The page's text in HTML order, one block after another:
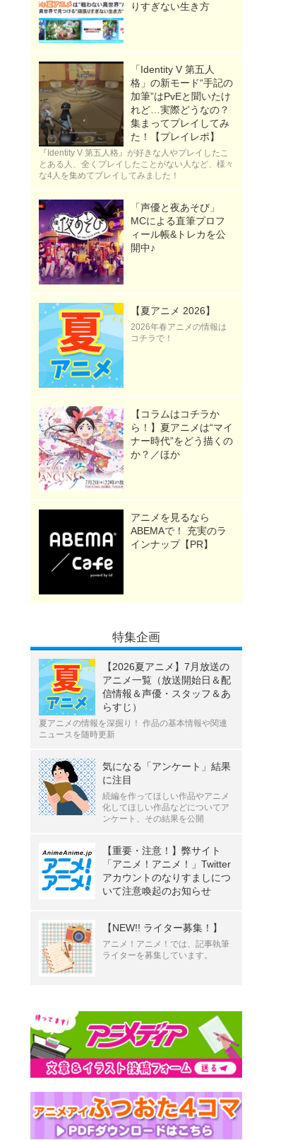
りすぎない生き方
「Identity V 第五人
格」の新モード“手記の
加筆”はPvEと聞いたけ
れど…実際どうなの？
集まってプレイしてみ
た！【プレイレポ】
『Identity V 第五人格』が好きな人やプレイしたこ
とある人、全くプレイしたことがない人など、様々
な4人を集めてプレイしてみました！
「声優と夜あそび」
MCによる直筆プロフ
ィール帳&トレカを公
開中♪
【夏アニメ 2026】
2026年春アニメの情報は
コチラで！
【コラムはコチラか
ら！】夏アニメは“マイ
ナー時代”をどう描くの
か？／ほか
アニメを見るなら
ABEMAで！ 充実のラ
インナップ【PR】
特集企画
【2026夏アニメ】7月放送の
アニメ一覧（放送開始日＆配
信情報＆声優・スタッフ＆あ
らすじ）
夏アニメの情報を深掘り！ 作品の基本情報や関連
ニュースを随時更新
気になる「アンケート」結果
に注目
続編を作ってほしい作品やアニメ
化してほしい作品などについてア
ンケート、その結果を公開
【重要・注意！】弊サイト
「アニメ！アニメ！」Twitter
アカウントのなりすましにつ
いて注意喚起のお知らせ
【NEW!! ライター募集！】
アニメ！アニメ！では、記事執筆
ライターを募集しています。